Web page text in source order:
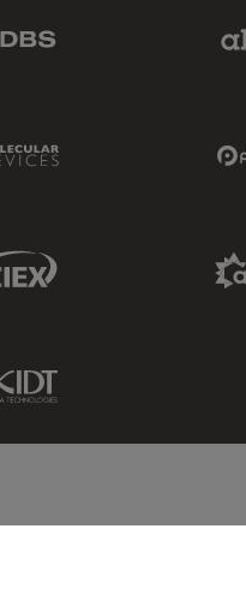
Molecular Devices Link
Sciex Link
IDT Link